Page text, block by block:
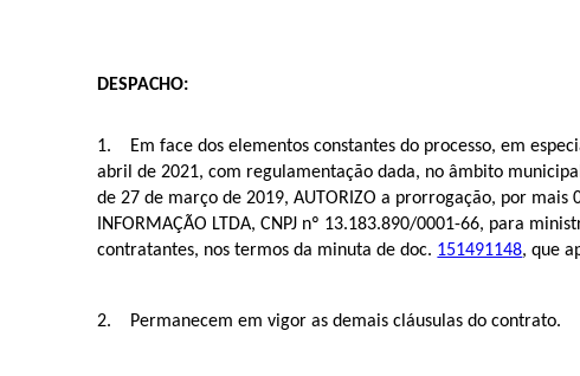
DESPACHO:
1. Em face dos elementos constantes do processo, em
abril de 2021, com regulamentação dada, no âmbito
de 27 de março de 2019, AUTORIZO a prorrogação, por mais
INFORMAÇÃO LTDA, CNPJ nº 13.183.890/0001-66, para
contratantes, nos termos da minuta de doc. 151491148, que
2. Permanecem em vigor as demais cláusulas do contrato.